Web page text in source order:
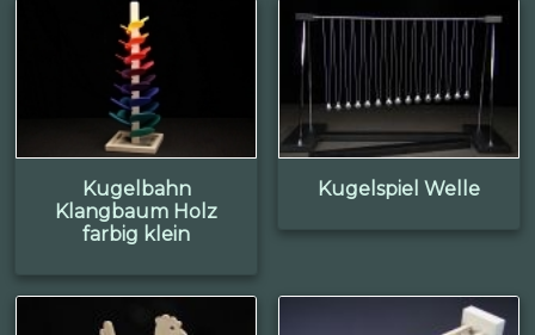
Kugelbahn
Klangbaum Holz
farbig klein
Kugelspiel Welle